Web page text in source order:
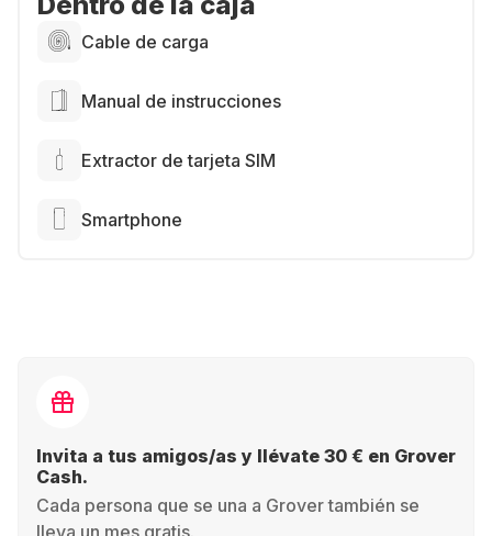
Cable de carga
Manual de instrucciones
Extractor de tarjeta SIM
Smartphone
Invita a tus amigos/as y llévate 30 € en Grover
Cash.
Cada persona que se una a Grover también se
lleva un mes gratis.